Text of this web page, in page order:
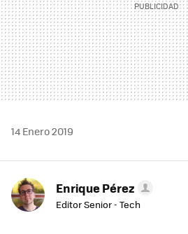
14 Enero 2019
Enrique Pérez
Editor Senior - Tech